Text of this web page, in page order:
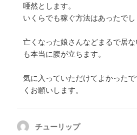
唖然とします。
いくらでも稼ぐ方法はあったでし
亡くなった娘さんなどまるで居
も本当に腹が立ちます。
気に入っていただけてよかった
くお願いします。
チューリップよ